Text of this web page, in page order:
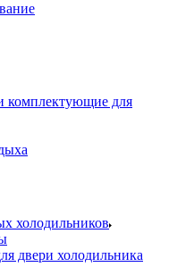
комплектующие для
холодильников
двери холодильника